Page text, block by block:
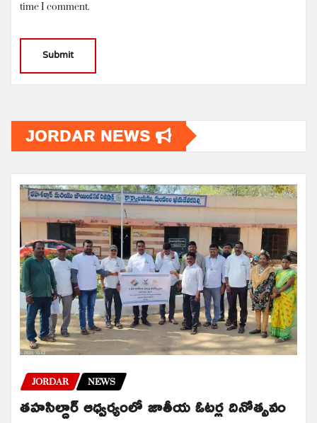
time I comment.
JORDAR NEWS
JORDAR NEWS
తహసిల్దార్ ఆధ్వర్యంలో జాతీయ ఓటర్ల దినోత్సవం